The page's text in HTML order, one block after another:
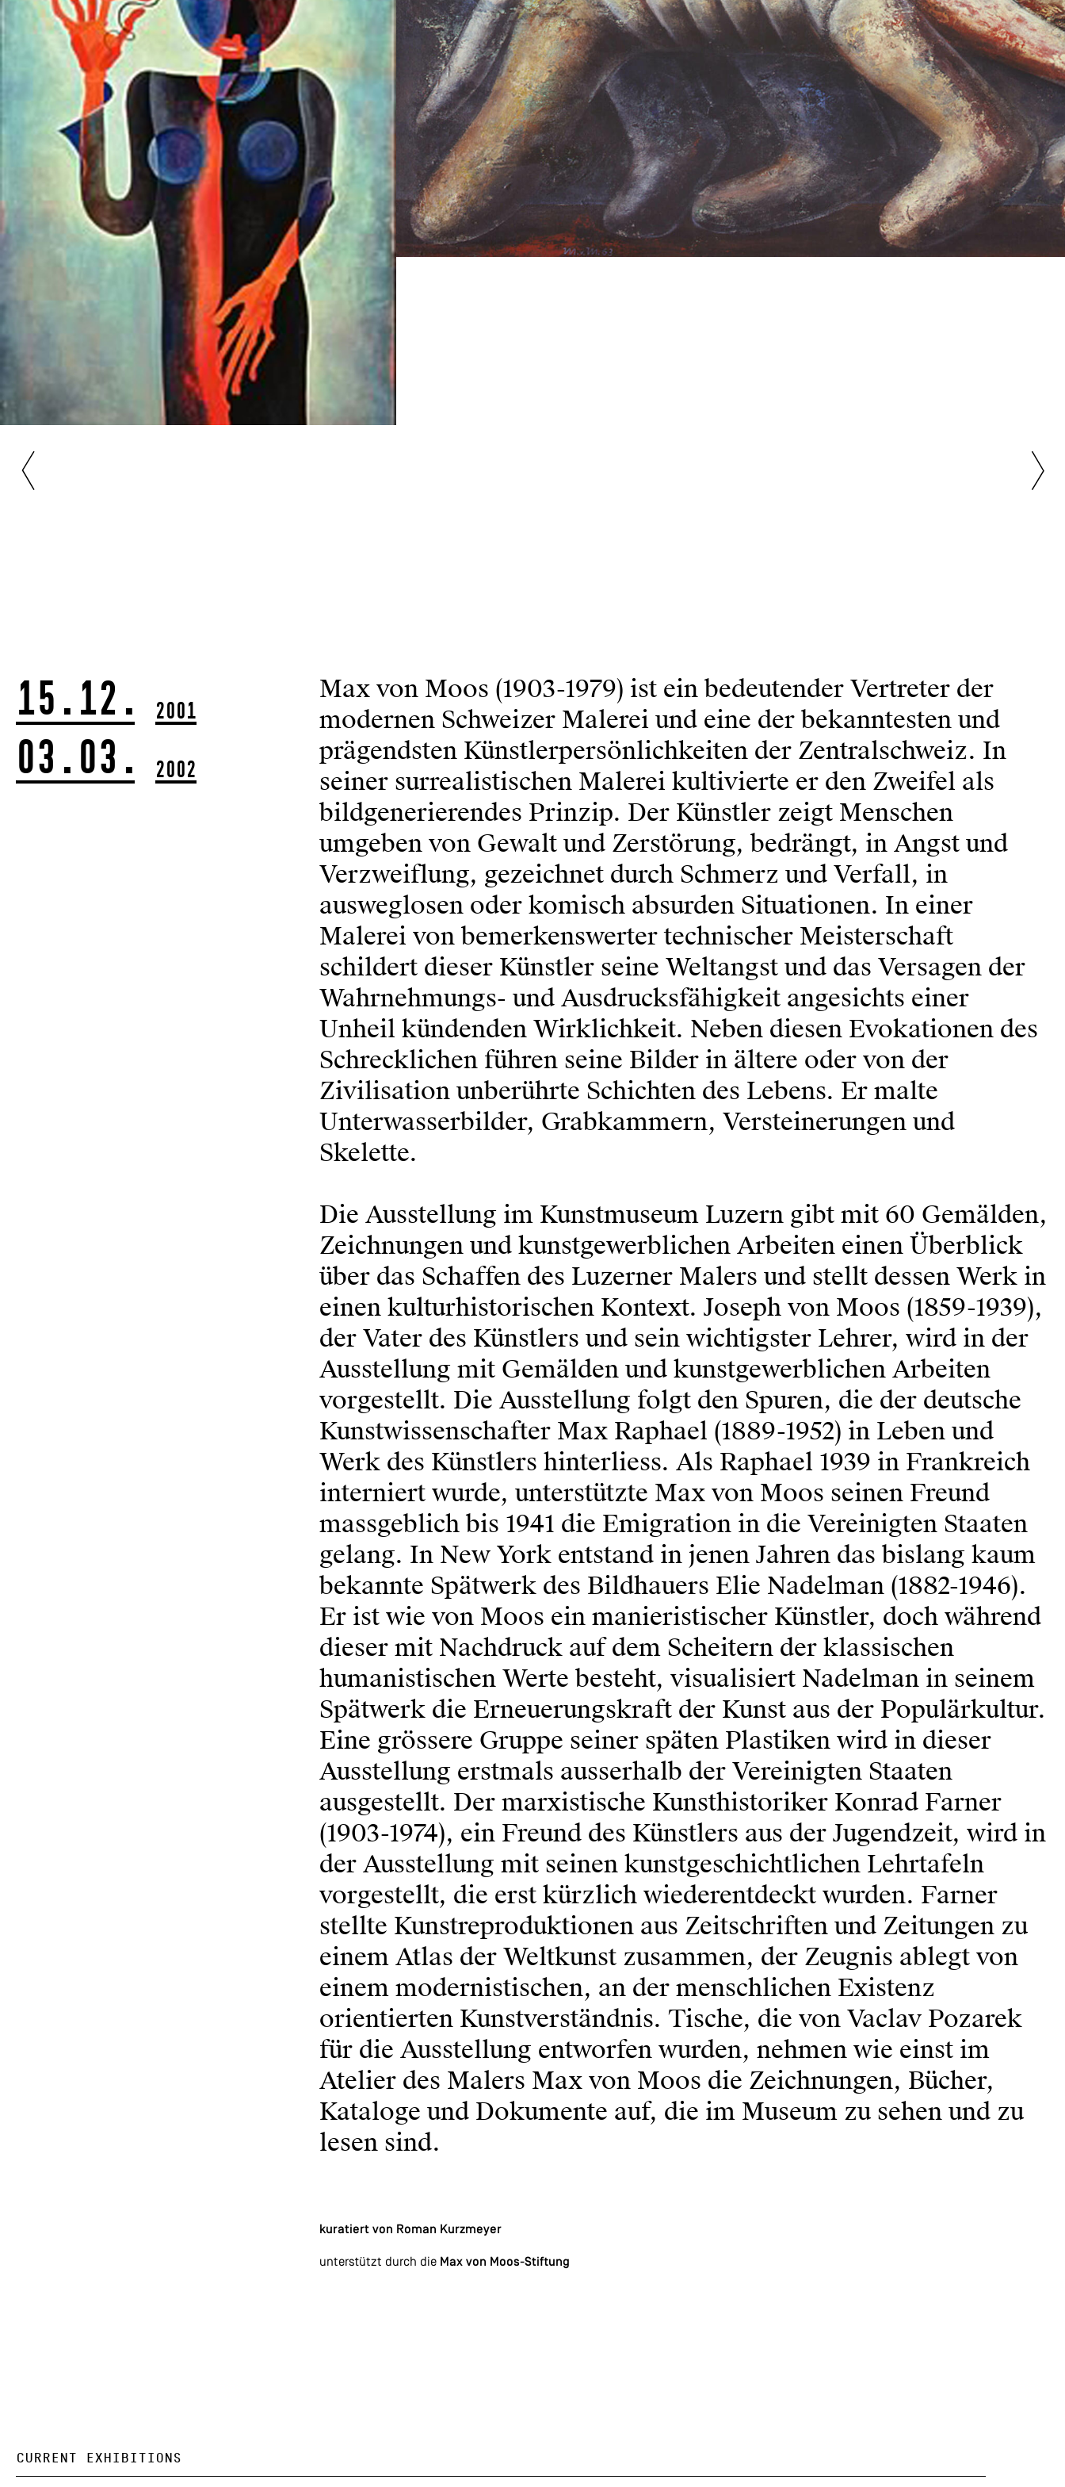
15.12. 2001
03.03. 2002
Max von Moos (1903-1979) ist ein bedeutender Vertreter der
modernen Schweizer Malerei und eine der bekanntesten und
prägendsten Künstlerpersönlichkeiten der Zentralschweiz. In
seiner surrealistischen Malerei kultivierte er den Zweifel als
bildgenerierendes Prinzip. Der Künstler zeigt Menschen
umgeben von Gewalt und Zerstörung, bedrängt, in Angst und
Verzweiflung, gezeichnet durch Schmerz und Verfall, in
ausweglosen oder komisch absurden Situationen. In einer
Malerei von bemerkenswerter technischer Meisterschaft
schildert dieser Künstler seine Weltangst und das Versagen der
Wahrnehmungs- und Ausdrucksfähigkeit angesichts einer
Unheil kündenden Wirklichkeit. Neben diesen Evokationen des
Schrecklichen führen seine Bilder in ältere oder von der
Zivilisation unberührte Schichten des Lebens. Er malte
Unterwasserbilder, Grabkammern, Versteinerungen und
Skelette.
Die Ausstellung im Kunstmuseum Luzern gibt mit 60 Gemälden,
Zeichnungen und kunstgewerblichen Arbeiten einen Überblick
über das Schaffen des Luzerner Malers und stellt dessen Werk in
einen kulturhistorischen Kontext. Joseph von Moos (1859-1939),
der Vater des Künstlers und sein wichtigster Lehrer, wird in der
Ausstellung mit Gemälden und kunstgewerblichen Arbeiten
vorgestellt. Die Ausstellung folgt den Spuren, die der deutsche
Kunstwissenschafter Max Raphael (1889-1952) in Leben und
Werk des Künstlers hinterliess. Als Raphael 1939 in Frankreich
interniert wurde, unterstützte Max von Moos seinen Freund
massgeblich bis 1941 die Emigration in die Vereinigten Staaten
gelang. In New York entstand in jenen Jahren das bislang kaum
bekannte Spätwerk des Bildhauers Elie Nadelman (1882-1946).
Er ist wie von Moos ein manieristischer Künstler, doch während
dieser mit Nachdruck auf dem Scheitern der klassischen
humanistischen Werte besteht, visualisiert Nadelman in seinem
Spätwerk die Erneuerungskraft der Kunst aus der Populärkultur.
Eine grössere Gruppe seiner späten Plastiken wird in dieser
Ausstellung erstmals ausserhalb der Vereinigten Staaten
ausgestellt. Der marxistische Kunsthistoriker Konrad Farner
(1903-1974), ein Freund des Künstlers aus der Jugendzeit, wird in
der Ausstellung mit seinen kunstgeschichtlichen Lehrtafeln
vorgestellt, die erst kürzlich wiederentdeckt wurden. Farner
stellte Kunstreproduktionen aus Zeitschriften und Zeitungen zu
einem Atlas der Weltkunst zusammen, der Zeugnis ablegt von
einem modernistischen, an der menschlichen Existenz
orientierten Kunstverständnis. Tische, die von Vaclav Pozarek
für die Ausstellung entworfen wurden, nehmen wie einst im
Atelier des Malers Max von Moos die Zeichnungen, Bücher,
Kataloge und Dokumente auf, die im Museum zu sehen und zu
lesen sind.
kuratiert von Roman Kurzmeyer
unterstützt durch die Max von Moos-Stiftung
CURRENT EXHIBITIONS